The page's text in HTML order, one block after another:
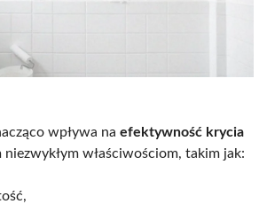
wpływa na efektywność krycia
niezwykłym właściwościom, takim jak: